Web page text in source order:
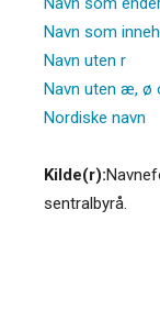
Navn som
Navn uten r
Navn uten æ, ø
Nordiske navn
Kilde(r):
sentralbyrå.